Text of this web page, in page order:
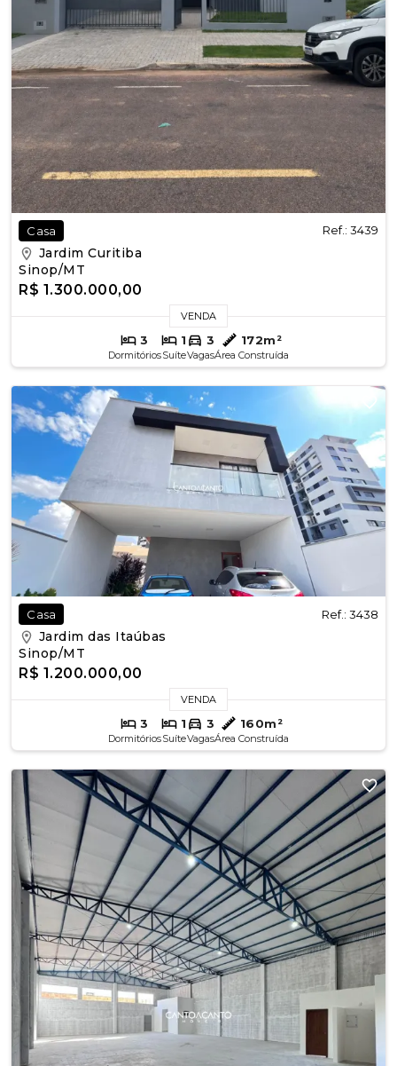
Casa Ref.: 3439
Jardim Curitiba
Sinop/MT
R$ 1.300.000,00
VENDA
3
Dormitórios
1
Suíte
3
Vagas
172m²
Área Construída
Casa Ref.: 3438
Jardim das Itaúbas
Sinop/MT
R$ 1.200.000,00
VENDA
3
Dormitórios
1
Suíte
3
Vagas
160m²
Área Construída